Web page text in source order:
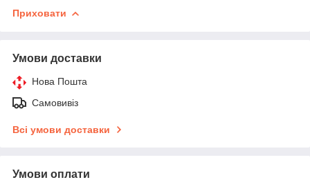
Приховати
Умови доставки
Нова Пошта
Самовивіз
Всі умови доставки
Умови оплати